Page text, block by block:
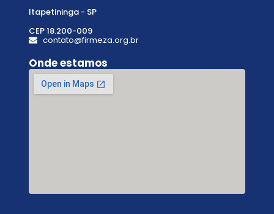
Itapetininga - SP
CEP 18.200-009
contato@firmeza.org.br
Onde estamos